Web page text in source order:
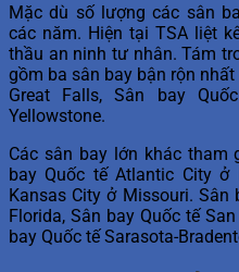
Mặc dù số lượng các sân
các năm. Hiện tại TSA liệt
thầu an ninh tư nhân. Tám
gồm ba sân bay bận rộn
Great Falls, Sân bay
Yellowstone.
Các sân bay lớn khác tham
bay Quốc tế Atlantic City ở
Kansas City ở Missouri. Sân
Florida, Sân bay Quốc tế
bay Quốc tế Sarasota-